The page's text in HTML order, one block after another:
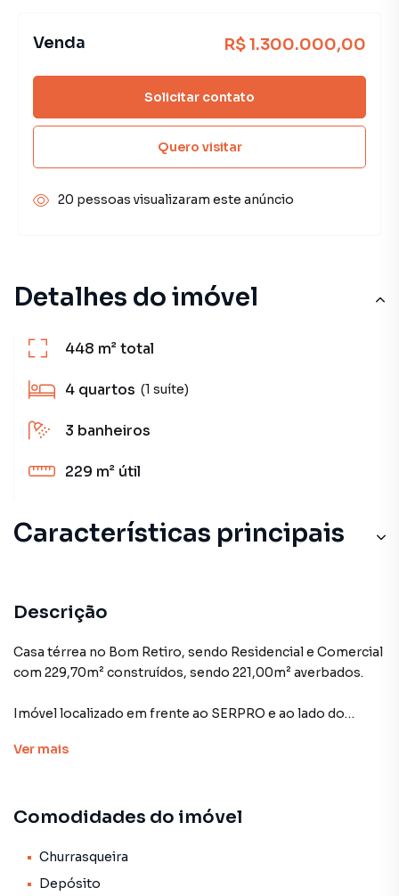
Detalhes do imóvel
448 m²total
4 quartos (1 suíte)
3 banheiros
229 m² útil
Características principais
Descrição
Casa térrea no Bom Retiro, sendo Residencial e Comercial
com 229,70m² construídos, sendo 221,00m² averbados.
Imóvel localizado em frente ao SERPRO e ao lado do
01 Suíte;
01 Dormitório podendo ser transformado em suíte;
Ver mais
Comodidades do imóvel
Churrasqueira
Depósito
Venda R$ 1.300.000,00
Solicitar contato
Quero visitar
20 pessoas visualizaram este anúncio